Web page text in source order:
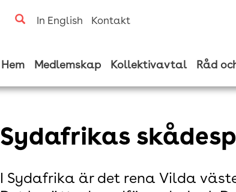
In English Kontakt
Hem Medlemskap Kollektivavtal Råd
Sydafrikas
I Sydafrika är det rena Vilda